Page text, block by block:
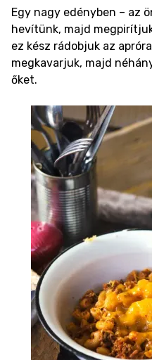
Egy nagy edényben – az
hevítünk, majd
ez kész rádobjuk az
megkavarjuk, majd
őket.